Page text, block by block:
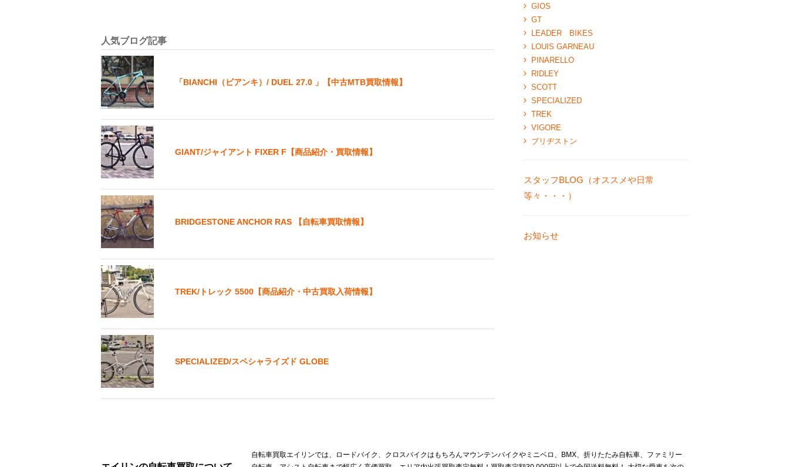
人気ブログ記事
「BIANCHI（ビアンキ）/ DUEL 27.0 」【中古MTB買取情報】
GIANT/ジャイアント FIXER F【商品紹介・買取情報】
BRIDGESTONE ANCHOR RAS 【自転車買取情報】
TREK/トレック 5500【商品紹介・中古買取入荷情報】
SPECIALIZED/スペシャライズド GLOBE
GIOS
GT
LEADER BIKES
LOUIS GARNEAU
PINARELLO
RIDLEY
SCOTT
SPECIALIZED
TREK
VIGORE
ブリヂストン
スタッフBLOG（オススメや日常
等々・・・）
お知らせ
自転車買取エイリンでは、ロードバイク、クロスバイクはもちろんマウンテンバイクやミニベロ、BMX、折りたたみ自転車、ファミリー